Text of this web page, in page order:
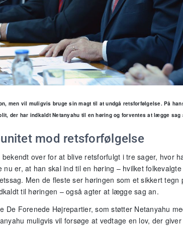
men vil muligvis bruge sin magt til at undgå retsforfølgelse. På
der har indkaldt Netanyahu til en høring og forventes at lægge sag
mod retsforfølgelse
over for at blive retsforfulgt i tre sager, hvor
nu er, at han skal ind til en høring – hvilket
Men de fleste ser høringen som et sikkert tegn
til høringen – også agter at lægge sag an.
De Forenede Højrepartier, som støtter Netanyahu
muligvis vil forsøge at vedtage en lov, der